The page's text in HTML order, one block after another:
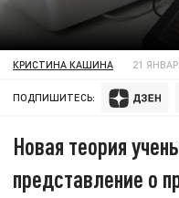
КРИСТИНА КАШИНА 21
ПОДПИШИТЕСЬ:
Новая теория
представление о